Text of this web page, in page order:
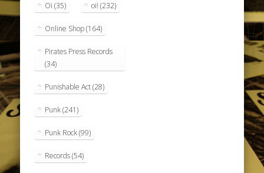
Oi (35) oi! (232)
Online Shop(164)
Pirates Press Records
(34)
Punishable Act(28)
Punk(241)
Punk Rock(99)
Records(54)